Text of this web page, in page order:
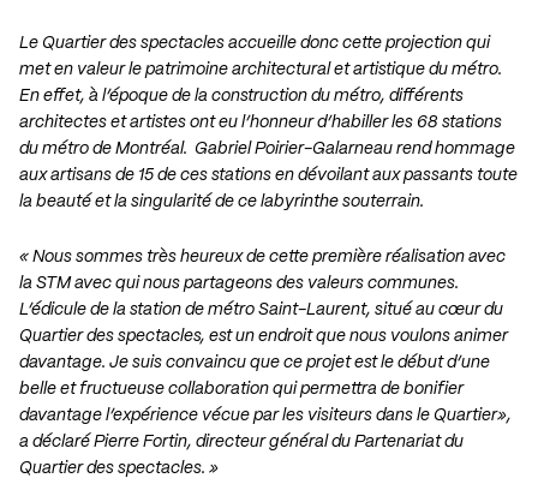
Le Quartier des spectacles accueille donc cette projection qui
met en valeur le patrimoine architectural et artistique du métro.
En effet, à l’époque de la construction du métro, différents
architectes et artistes ont eu l’honneur d’habiller les 68 stations
du métro de Montréal. Gabriel Poirier-Galarneau rend hommage
aux artisans de 15 de ces stations en dévoilant aux passants toute
la beauté et la singularité de ce labyrinthe souterrain.
« Nous sommes très heureux de cette première réalisation avec
la STM avec qui nous partageons des valeurs communes.
L’édicule de la station de métro Saint-Laurent, situé au cœur du
Quartier des spectacles, est un endroit que nous voulons animer
davantage. Je suis convaincu que ce projet est le début d’une
belle et fructueuse collaboration qui permettra de bonifier
davantage l’expérience vécue par les visiteurs dans le Quartier»,
a déclaré Pierre Fortin, directeur général du Partenariat du
Quartier des spectacles. »